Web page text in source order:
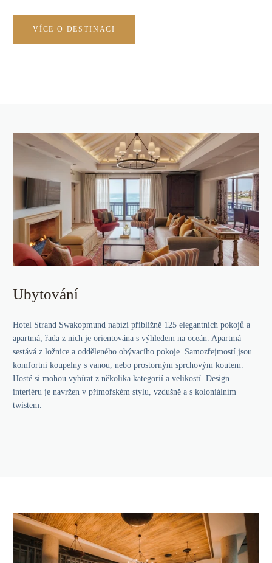
VÍCE O DESTINACI
Ubytování
Hotel Strand Swakopmund nabízí přibližně 125 elegantních pokojů a
apartmá, řada z nich je orientována s výhledem na oceán. Apartmá
sestává z ložnice a odděleného obývacího pokoje. Samozřejmostí jsou
komfortní koupelny s vanou, nebo prostorným sprchovým koutem.
Hosté si mohou vybírat z několika kategorií a velikostí. Design
interiéru je navržen v přímořském stylu, vzdušně a s koloniálním
twistem.